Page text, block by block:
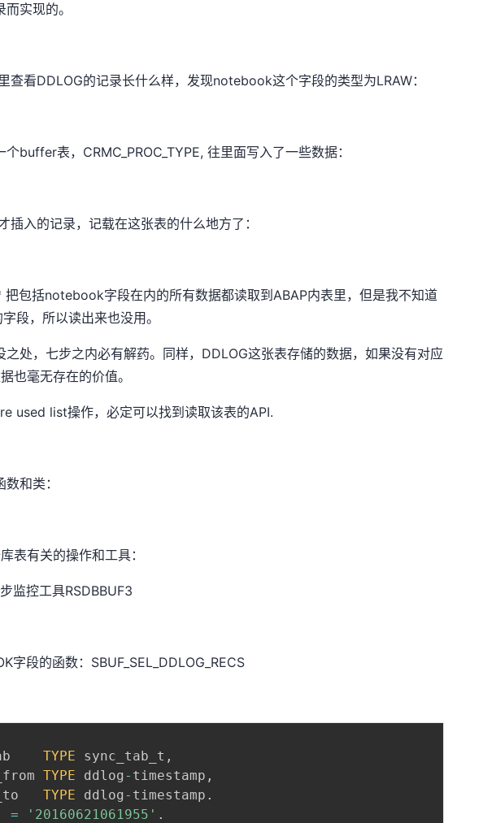
实现的。
查看DDLOG的记录长什么样，发现notebook这个字段的类型为LRAW：
buffer表，CRMC_PROC_TYPE, 往里面写入了一些数据：
插入的记录，记载在这张表的什么地方了：
把包括notebook字段在内的所有数据都读取到ABAP内表里，但是我不知道
段，所以读出来也没用。
之处，七步之内必有解药。同样，DDLOG这张表存储的数据，如果没有对应
也毫无存在的价值。
used list操作，必定可以找到读取该表的API.
和类：
表有关的操作和工具：
监控工具RSDBBUF3
字段的函数：SBUF_SEL_DDLOG_RECS
TYPE sync_tab_t ,
TYPE ddlog - timestamp ,
TYPE ddlog - timestamp .
= '20160621061955' .